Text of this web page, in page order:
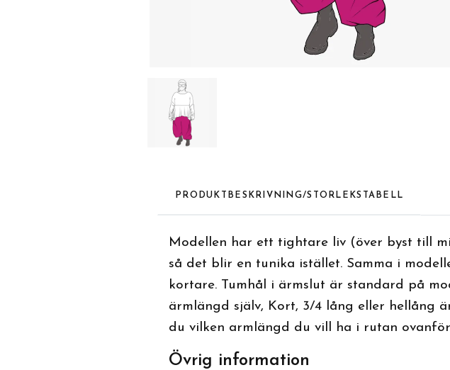
PRODUKTBESKRIVNING/STORLEKSTABELL
Modellen har ett tightare liv (över byst till
så det blir en tunika istället. Samma i
kortare. Tumhål i ärmslut är standard på
ärmlängd själv, Kort, 3/4 lång eller hellång
du vilken armlängd du vill ha i rutan
Övrig information